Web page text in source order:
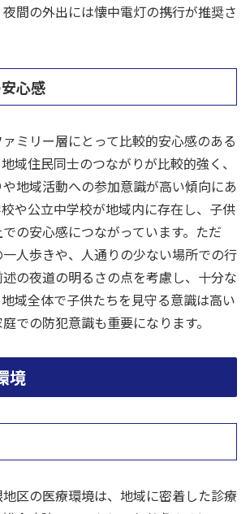
間の外出には懐中電灯の携行が推奨さ
心感
ミリー層にとって比較的安心感のある
域住民同士のつながりが比較的強く、
地域活動への参加意識が高い傾向にあ
や公立中学校が地域内に存在し、子供
の安心感につながっています。ただ
人歩きや、人通りの少ない場所での行
の夜道の明るさの点を考慮し、十分な
域全体で子供たちを見守る意識は高い
での防犯意識も重要になります。
境
区の医療環境は、地域に密着した診療